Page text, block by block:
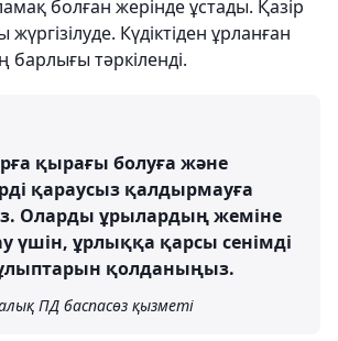
болған жерінде ұстады. Қазір
Күдіктіден ұрланған
барлығы тәркіленді.
қырағы болуға және
қараусыз қалдырмауға
Оларды ұрылардың жеміне
үшін, ұрлыққа қарсы сенімді
қолданыңыз.
ПД баспасөз қызметі